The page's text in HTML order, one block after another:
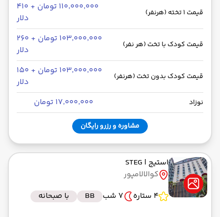
قیمت 1 تخته (هرنفر)
۱۱۰٬۰۰۰٬۰۰۰ تومان + ۴۱۰
دلار
قیمت کودک با تخت (هر نفر)
۱۰۳٬۰۰۰٬۰۰۰ تومان + ۲۶۰
دلار
قیمت کودک بدون تخت (هرنفر)
۱۰۳٬۰۰۰٬۰۰۰ تومان + ۱۵۰
دلار
نوزاد ۱۷٬۰۰۰٬۰۰۰ تومان
مشاوره و رزرو رایگان
استیج | STEG
کوالالامپور
4 ستاره
7 شب BB با صبحانه